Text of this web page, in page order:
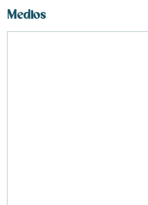
Medios